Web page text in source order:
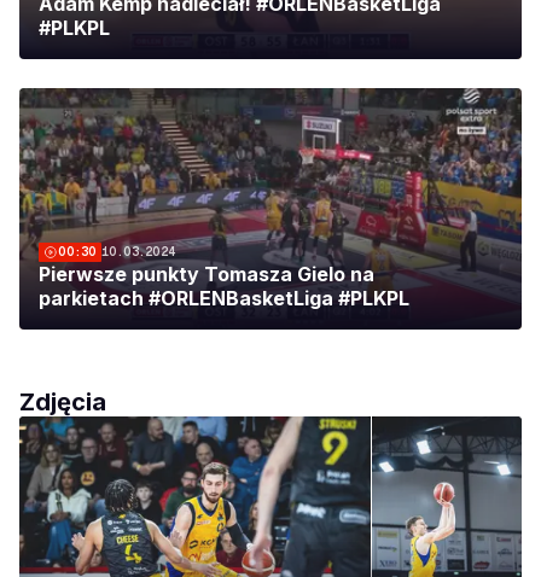
#PLKPL
00:30 10.03.2024
Pierwsze punkty Tomasza Gielo na
parkietach #ORLENBasketLiga #PLKPL
Zdjęcia